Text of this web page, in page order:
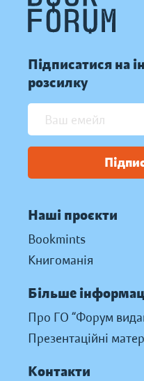
Підписатися на
розсилку
Наші проєкти
Bookmints
Книгоманія
Більше
Про ГО “Форум
Презентаційні
Контакти